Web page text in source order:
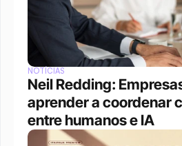
NOTÍCIAS
Neil Redding:
aprender a coordenar
entre humanos e IA